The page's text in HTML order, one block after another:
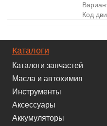
Код
Каталоги
Каталоги запчастей
Масла и автохимия
Инструменты
Аксессуары
Аккумуляторы